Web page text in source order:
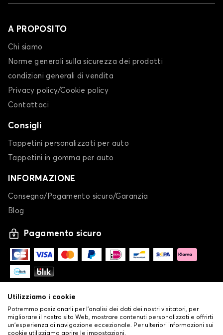
Tappetini per baule per MERCEDES CLASSE C
A PROPOSITO
Chi siamo
Norme generali sulla sicurezza dei prodotti
condizioni generali di vendita
Privacy policy/Cookie policy
Contattaci
Consigli
Tappetini personalizzati per auto
Tappetini in gomma per auto
INFORMAZIONE
Consegna/Pagamento sicuro/Garanzia
Blog
Pagamento sicuro
Utilizziamo i cookie
Potremmo posizionarli per l'analisi dei dati dei nostri visitatori, per
migliorare il nostro sito Web, mostrare contenuti personalizzati e offrirti
un'esperienza di navigazione eccezionale. Per ulteriori informazioni sui
cookie utilizziamo aprire le impostazioni.